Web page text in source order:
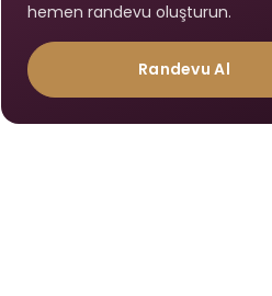
hemen randevu oluşturun.
Randevu Al